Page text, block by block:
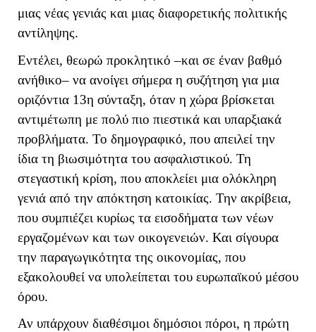
μιας νέας γενιάς και μιας διαφορετικής πολιτικής
αντίληψης.
Εντέλει, θεωρώ προκλητικό –και σε έναν βαθμό
ανήθικο– να ανοίγει σήμερα η συζήτηση για μια
οριζόντια 13η σύνταξη, όταν η χώρα βρίσκεται
αντιμέτωπη με πολύ πιο πιεστικά και υπαρξιακά
προβλήματα. Το δημογραφικό, που απειλεί την
ίδια τη βιωσιμότητα του ασφαλιστικού. Τη
στεγαστική κρίση, που αποκλείει μια ολόκληρη
γενιά από την απόκτηση κατοικίας. Την ακρίβεια,
που συμπιέζει κυρίως τα εισοδήματα των νέων
εργαζομένων και των οικογενειών. Και σίγουρα
την παραγωγικότητα της οικονομίας, που
εξακολουθεί να υπολείπεται του ευρωπαϊκού μέσου
όρου.
Αν υπάρχουν διαθέσιμοι δημόσιοι πόροι, η πρώτη